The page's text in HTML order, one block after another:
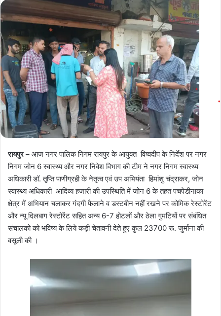
रायपुर – आज नगर पालिक निगम रायपुर के आयुक्त विष्वदीप के निर्देश पर नगर
निगम जोन 6 स्वास्थ्य और नगर निवेश विभाग की टीम ने नगर निगम स्वास्थ्य
अधिकारी डाॅ. तृप्ति पाणीग्रही के नेतृत्व एवं उप अभियंता हिमांशु चंद्राकर, जोन
स्वास्थ्य अधिकारी आदिव्य हजारी की उपस्थिति में जोन 6 के तहत पचपेडीनाका
क्षेत्र में अभियान चलाकर गंदगी फैलाने व डस्टबीन नहीं रखने पर कोमिक रेस्टोरेंट
और न्यू दिलबाग रेस्टोरेंट सहित अन्य 6-7 होटलों और ठेला गुमटियों पर संबंधित
संचालको को भविष्य के लिये कड़ी चेतावनी देते हुए कुल 23700 रू. जुर्माना की
वसूली की ।